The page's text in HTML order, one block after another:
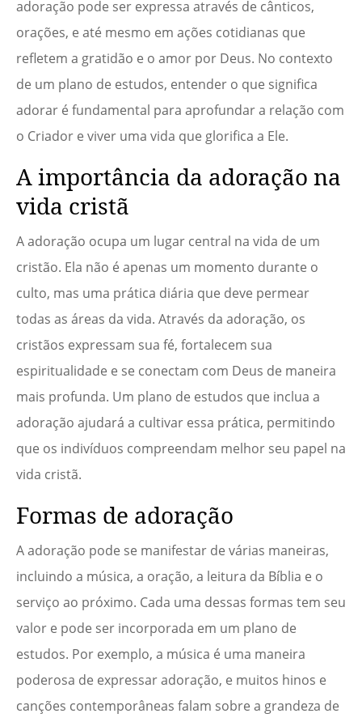
adoração pode ser expressa através de cânticos,
orações, e até mesmo em ações cotidianas que
refletem a gratidão e o amor por Deus. No contexto
de um plano de estudos, entender o que significa
adorar é fundamental para aprofundar a relação com
o Criador e viver uma vida que glorifica a Ele.
A importância da adoração na
vida cristã
A adoração ocupa um lugar central na vida de um
cristão. Ela não é apenas um momento durante o
culto, mas uma prática diária que deve permear
todas as áreas da vida. Através da adoração, os
cristãos expressam sua fé, fortalecem sua
espiritualidade e se conectam com Deus de maneira
mais profunda. Um plano de estudos que inclua a
adoração ajudará a cultivar essa prática, permitindo
que os indivíduos compreendam melhor seu papel na
vida cristã.
Formas de adoração
A adoração pode se manifestar de várias maneiras,
incluindo a música, a oração, a leitura da Bíblia e o
serviço ao próximo. Cada uma dessas formas tem seu
valor e pode ser incorporada em um plano de
estudos. Por exemplo, a música é uma maneira
poderosa de expressar adoração, e muitos hinos e
canções contemporâneas falam sobre a grandeza de